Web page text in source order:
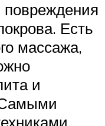
повреждения
Есть
массажа,
и
Самыми